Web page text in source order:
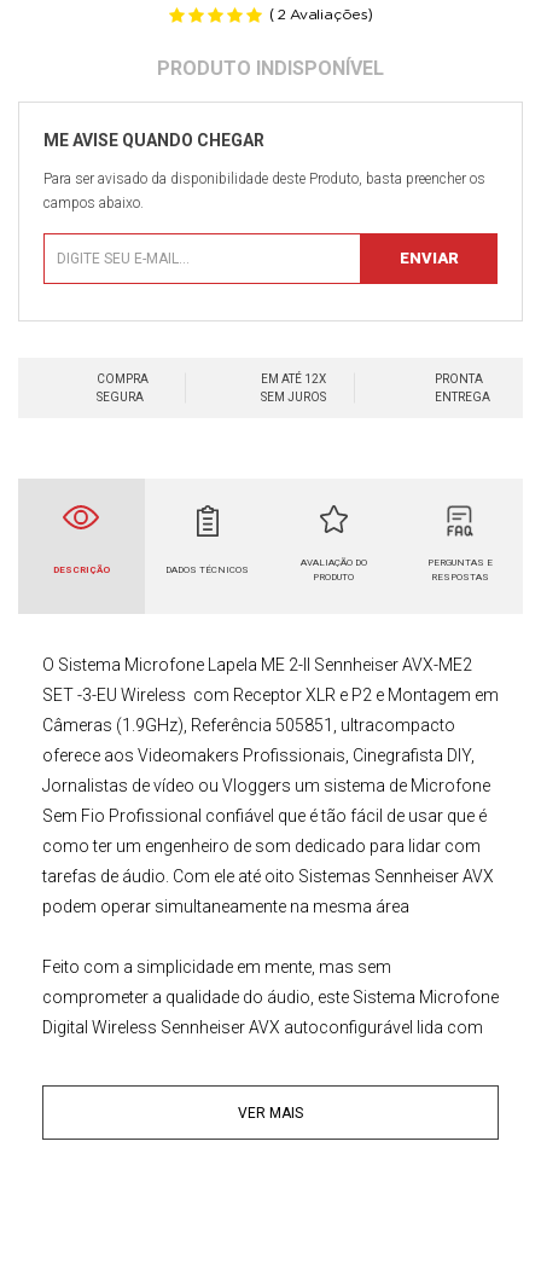
( 2 Avaliações)
Para ser avisado da disponibilidade deste Produto, basta preencher os
campos abaixo.
COMPRA
SEGURA
EM ATÉ 12X
SEM JUROS
PRONTA
ENTREGA
DESCRIÇÃO DADOS TÉCNICOS
AVALIAÇÃO DO
PRODUTO
PERGUNTAS E
RESPOSTAS
O Sistema Microfone Lapela ME 2-II Sennheiser AVX-ME2
SET -3-EU Wireless com Receptor XLR e P2 e Montagem em
Câmeras (1.9GHz), Referência 505851 , ultracompacto
oferece aos Videomakers Profissionais, Cinegrafista DIY,
Jornalistas de vídeo ou Vloggers um sistema de Microfone
Sem Fio Profissional confiável que é tão fácil de usar que é
como ter um engenheiro de som dedicado para lidar com
tarefas de áudio. Com ele até oito Sistemas Sennheiser AVX
podem operar simultaneamente na mesma área
Feito com a simplicidade em mente, mas sem
comprometer a qualidade do áudio, este Sistema Microfone
Digital Wireless Sennheiser AVX autoconfigurável lida com
microfone para você, para que você esteja pronto para
gravar em segundos. Agora, você pode se concentrar nos
VER MAIS